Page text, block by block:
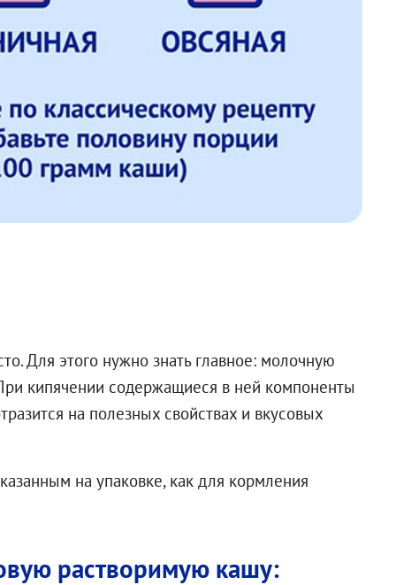
Для этого нужно знать главное: молочную
кипячении содержащиеся в ней компоненты
на полезных свойствах и вкусовых
на упаковке, как для кормления
растворимую кашу: